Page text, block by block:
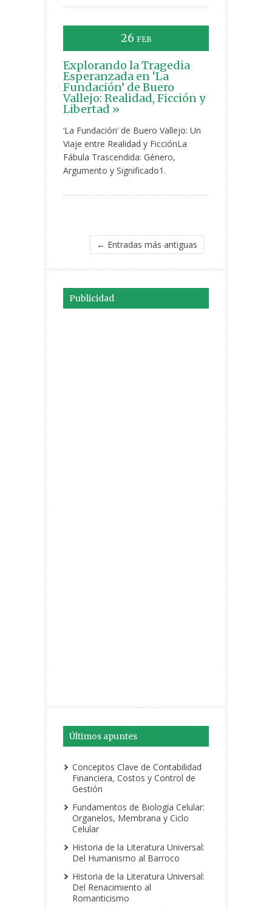
26 FEB
Explorando la Tragedia
Esperanzada en ‘La
Fundación’ de Buero
Vallejo: Realidad, Ficción y
Libertad »
‘La Fundación’ de Buero Vallejo: Un
Viaje entre Realidad y FicciónLa
Fábula Trascendida: Género,
Argumento y Significado1.
← Entradas más antiguas
Publicidad
Últimos apuntes
Conceptos Clave de Contabilidad
Financiera, Costos y Control de
Gestión
Fundamentos de Biología Celular:
Organelos, Membrana y Ciclo
Celular
Historia de la Literatura Universal:
Del Humanismo al Barroco
Historia de la Literatura Universal:
Del Renacimiento al
Romanticismo